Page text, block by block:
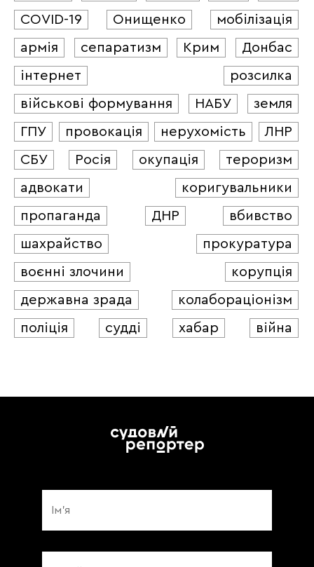
COVID-19
Онищенко
мобілізація
армія
сепаратизм Крим
Донбас
інтернет
розсилка
військові формування
НАБУ
земля
ГПУ
провокація нерухомість
ЛНР
СБУ
Росія окупація
тероризм
адвокати
коригувальники
пропаганда
ДНР
вбивство
шахрайство
прокуратура
воєнні злочини
корупція
державна зрада
колабораціонізм
поліція
судді хабар війна